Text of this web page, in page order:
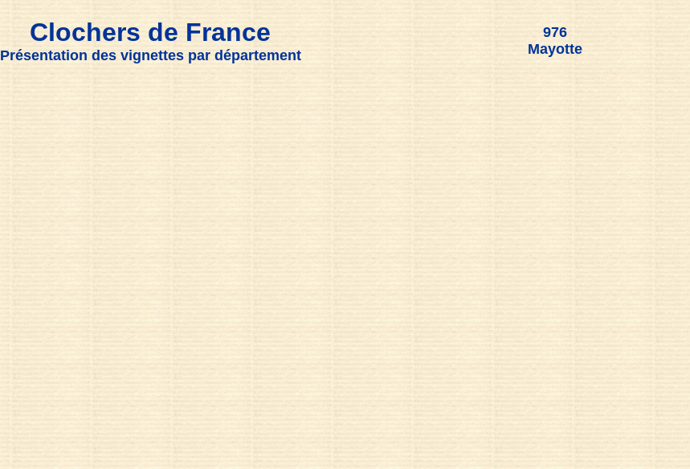
Clochers de France
Présentation des vignettes par département
976
Mayotte